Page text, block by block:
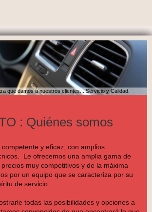
que damos a nuestros clientes... Servicio y Calidad.
: Quiénes somos
y eficaz, con amplios
Le ofrecemos una amplia gama de
muy competitivos y de la máxima
por un equipo que se caracteriza por su
de servicio.
todas las posibilidades y opciones a